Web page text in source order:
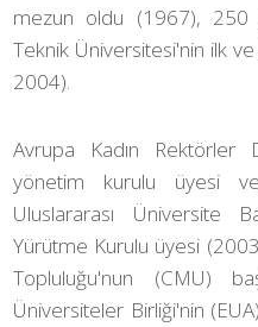
mezun oldu (1967), 250
Teknik Üniversitesi'nin ilk
2004).
Avrupa Kadın Rektörler
yönetim kurulu üyesi
Uluslararası Üniversite
Yürütme Kurulu üyesi
Topluluğu'nun (CMU)
Üniversiteler Birliği'nin